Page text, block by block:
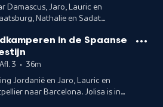
Damascus, Jaro, Lauric en
Nathalie en Sadat
in de Spaanse
Afl. 3 • 36m
Jordanië en Jaro, Lauric en
naar Barcelona. Jolisa is in